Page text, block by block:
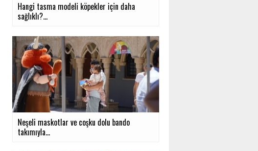
Hangi tasma modeli köpekler için daha
sağlıklı?...
Neşeli maskotlar ve coşku dolu bando
takımıyla...